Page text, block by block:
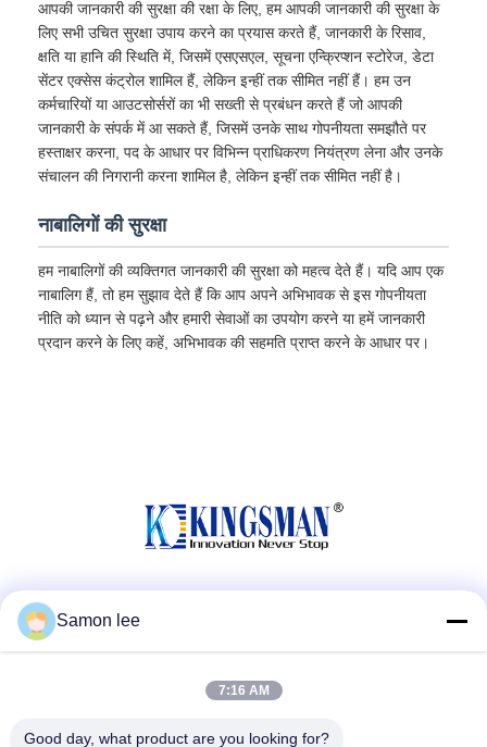
आपकी जानकारी की सुरक्षा की रक्षा के लिए, हम आपकी जानकारी की सुरक्षा के
लिए सभी उचित सुरक्षा उपाय करने का प्रयास करते हैं, जानकारी के रिसाव,
क्षति या हानि की स्थिति में, जिसमें एसएसएल, सूचना एन्क्रिप्शन स्टोरेज, डेटा
सेंटर एक्सेस कंट्रोल शामिल हैं, लेकिन इन्हीं तक सीमित नहीं हैं। हम उन
कर्मचारियों या आउटसोर्सरों का भी सख्ती से प्रबंधन करते हैं जो आपकी
जानकारी के संपर्क में आ सकते हैं, जिसमें उनके साथ गोपनीयता समझौते पर
हस्ताक्षर करना, पद के आधार पर विभिन्न प्राधिकरण नियंत्रण लेना और उनके
संचालन की निगरानी करना शामिल है, लेकिन इन्हीं तक सीमित नहीं है।
नाबालिगों की सुरक्षा
हम नाबालिगों की व्यक्तिगत जानकारी की सुरक्षा को महत्व देते हैं। यदि आप एक
नाबालिग हैं, तो हम सुझाव देते हैं कि आप अपने अभिभावक से इस गोपनीयता
नीति को ध्यान से पढ़ने और हमारी सेवाओं का उपयोग करने या हमें जानकारी
प्रदान करने के लिए कहें, अभिभावक की सहमति प्राप्त करने के आधार पर।
Samon lee
7:16 AM
Good day, what product are you looking for?